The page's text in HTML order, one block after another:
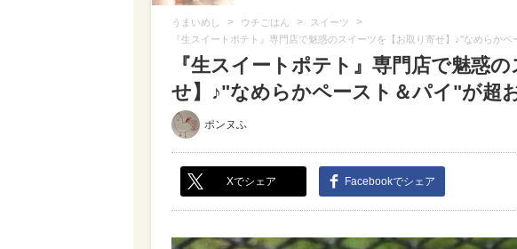
うまいめし > ウチごはん > スイーツ >
『生スイートポテト』専門店で魅惑のスイーツを【お取り寄せ】♪"なめらかペ
『生スイートポテト』専門店で魅惑
せ】♪"なめらかペースト＆パイ"が超
ポンヌふ
Xでシェア Facebookでシェア